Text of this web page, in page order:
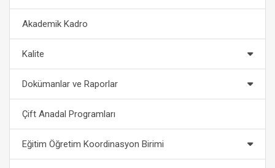
Akademik Kadro
Kalite
Dokümanlar ve Raporlar
Çift Anadal Programları
Eğitim Öğretim Koordinasyon Birimi